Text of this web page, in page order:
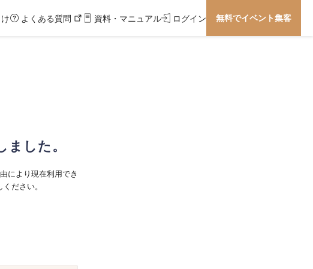
よくある質問 資料・マニュアル ログイン 無料でイベント集客
した。
により現在利用でき
ださい。